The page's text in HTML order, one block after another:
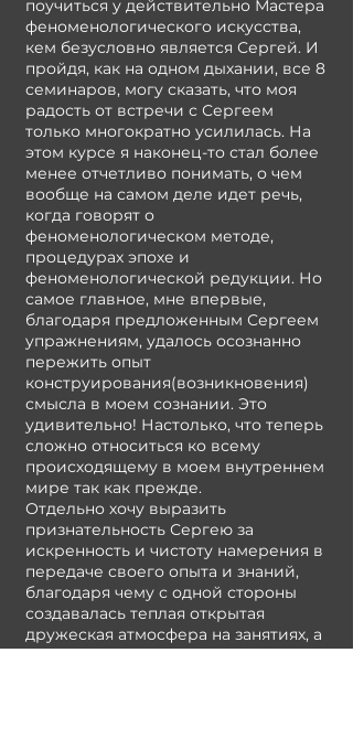
поучиться у действительно Мастера
феноменологического искусства,
кем безусловно является Сергей. И
пройдя, как на одном дыхании, все 8
семинаров, могу сказать, что моя
радость от встречи с Сергеем
только многократно усилилась. На
этом курсе я наконец-то стал более
менее отчетливо понимать, о чем
вообще на самом деле идет речь,
когда говорят о
феноменологическом методе,
процедурах эпохе и
феноменологической редукции. Но
самое главное, мне впервые,
благодаря предложенным Сергеем
упражнениям, удалось осознанно
пережить опыт
конструирования(возникновения)
смысла в моем сознании. Это
удивительно! Настолько, что теперь
сложно относиться ко всему
происходящему в моем внутреннем
мире так как прежде.
Отдельно хочу выразить
признательность Сергею за
искренность и чистоту намерения в
передаче своего опыта и знаний,
благодаря чему с одной стороны
создавалась теплая открытая
дружеская атмосфера на занятиях, а
с другой стороны обучающему